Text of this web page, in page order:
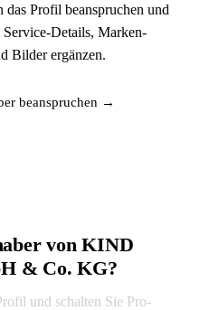
das Profil beanspruchen und
Details, Marken-
Bilder ergänzen.
beanspruchen →
von KIND
& Co. KG?
und schalten Sie Pro-